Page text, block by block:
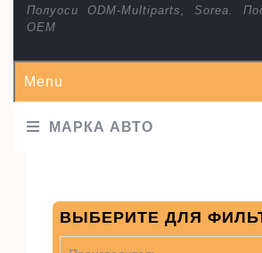
Полуоси ODM-Multiparts, Sorea.
ОЕМ
Menu
МАРКА АВТО
ВЫБЕРИТЕ ДЛЯ